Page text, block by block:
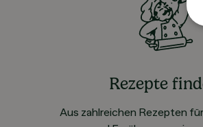
Rezepte
Aus zahlreichen Rezepten